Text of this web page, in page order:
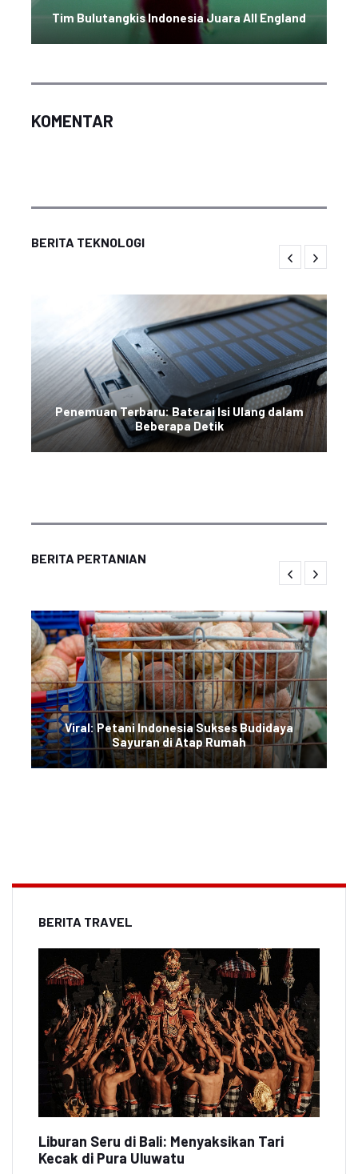
Tim Bulutangkis Indonesia Juara All England
KOMENTAR
BERITA TEKNOLOGI
Penemuan Terbaru: Baterai Isi Ulang dalam
Beberapa Detik
BERITA PERTANIAN
Viral: Petani Indonesia Sukses Budidaya
Sayuran di Atap Rumah
BERITA TRAVEL
Liburan Seru di Bali: Menyaksikan Tari
Kecak di Pura Uluwatu